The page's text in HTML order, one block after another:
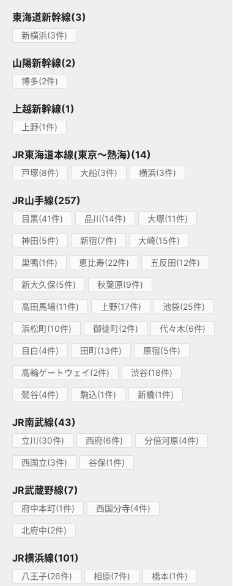
東海道新幹線(3)
新横浜(3件)
山陽新幹線(2)
博多(2件)
上越新幹線(1)
上野(1件)
JR東海道本線(東京～熱海)(14)
戸塚(8件) 大船(3件) 横浜(3件)
JR山手線(257)
目黒(41件) 品川(14件) 大塚(11件)
神田(5件) 新宿(7件) 大崎(15件)
巣鴨(1件) 恵比寿(22件) 五反田(12件)
新大久保(5件) 秋葉原(9件)
高田馬場(11件) 上野(17件) 池袋(25件)
浜松町(10件) 御徒町(2件) 代々木(6件)
目白(4件) 田町(13件) 原宿(5件)
高輪ゲートウェイ(2件) 渋谷(18件)
鶯谷(4件) 駒込(1件) 新橋(1件)
JR南武線(43)
立川(30件) 西府(6件) 分倍河原(4件)
西国立(3件) 谷保(1件)
JR武蔵野線(7)
府中本町(1件) 西国分寺(4件)
北府中(2件)
JR横浜線(101)
八王子(26件) 相原(7件) 橋本(1件)